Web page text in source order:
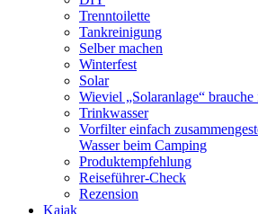
Trenntoilette
Tankreinigung
Selber machen
Winterfest
Solar
Wieviel „Solaranlage“
Trinkwasser
Vorfilter einfach
Wasser beim Camping
Produktempfehlung
Reiseführer-Check
Rezension
Kajak